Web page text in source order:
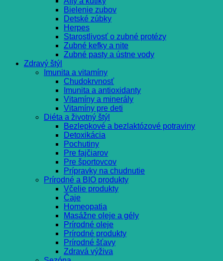
Bielenie zubov
Detské zúbky
Herpes
Starostlivosť o zubné protézy
Zubné kefky a nite
Zubné pasty a ústne vody
Zdravý štýl
Imunita a vitamíny
Chudokrvnosť
Imunita a antioxidanty
Vitamíny a minerály
Vitamíny pre deti
Diéta a životný štýl
Bezlepkové a bezlaktózové potraviny
Detoxikácia
Pochutiny
Pre fajčiarov
Pre športovcov
Prípravky na chudnutie
Prírodné a BIO produkty
Včelie produkty
Čaje
Homeopatia
Masážne oleje a gély
Prírodné oleje
Prírodné produkty
Prírodné šťavy
Zdravá výživa